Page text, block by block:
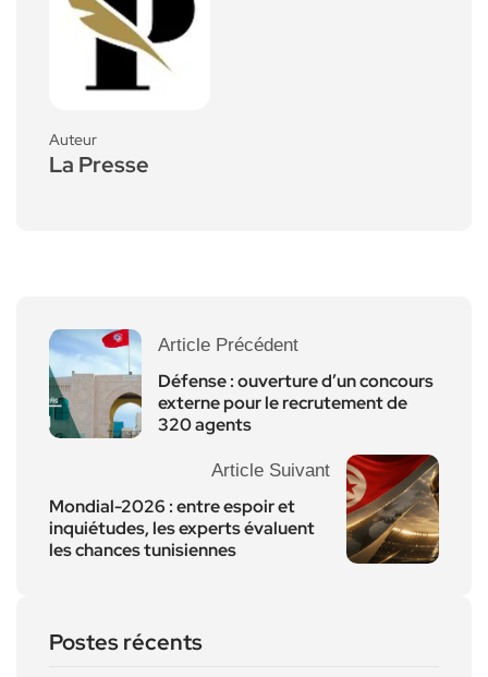
Auteur
La Presse
Article Précédent
Défense : ouverture d’un concours
externe pour le recrutement de
320 agents
Article Suivant
Mondial-2026 : entre espoir et
inquiétudes, les experts évaluent
les chances tunisiennes
Postes récents